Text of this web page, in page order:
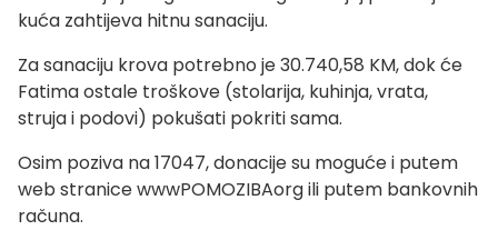
kuća zahtijeva hitnu sanaciju.
Za sanaciju krova potrebno je 30.740,58 KM, dok će
Fatima ostale troškove (stolarija, kuhinja, vrata,
struja i podovi) pokušati pokriti sama.
Osim poziva na 17047, donacije su moguće i putem
web stranice wwwPOMOZIBAorg ili putem bankovnih
računa.